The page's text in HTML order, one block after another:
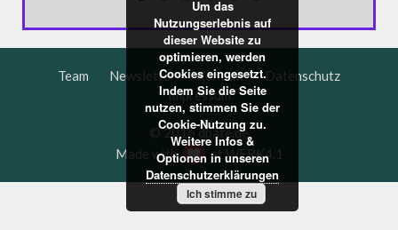
Team Newsletter Kontakt
Datenschutz
Impressum
© 2016 dbate.de
Made with
atWERK4.1
Um das
Nutzungserlebnis auf
dieser Website zu
optimieren, werden
Cookies eingesetzt.
Indem Sie die Seite
nutzen, stimmen Sie der
Cookie-Nutzung zu.
Weitere Infos &
Optionen in unseren
Datenschutzerklärungen
Ich stimme zu